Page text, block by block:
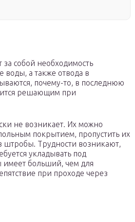
собой необходимость
воды, а также отвода в
почему-то, в последнюю
решающим при
не возникает. Их можно
покрытием, пропустить их
штробы. Трудности возникают,
укладывать под
имеет больший, чем для
при проходе через